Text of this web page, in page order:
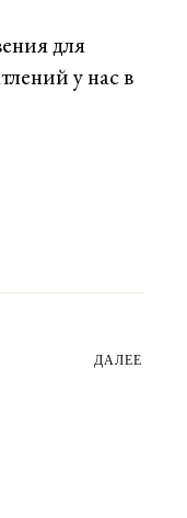
для
у нас в
ДАЛЕЕ